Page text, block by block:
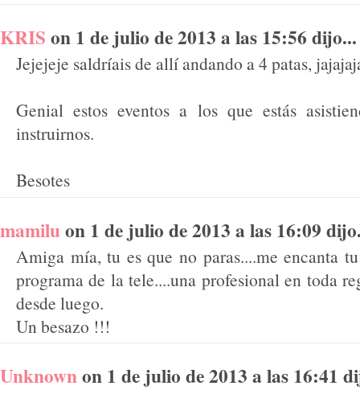
KRIS on 1 de julio de 2013 a las 15:56 dijo...
Jejejeje saldríais de allí andando a 4 patas,
Genial estos eventos a los que estás
instruirnos.
Besotes
mamiluon 1 de julio de 2013 a las 16:09
Amiga mía, tu es que no paras....me encanta
programa de la tele....una profesional en toda
desde luego.
Un besazo !!!
Unknownon 1 de julio de 2013 a las 16:41